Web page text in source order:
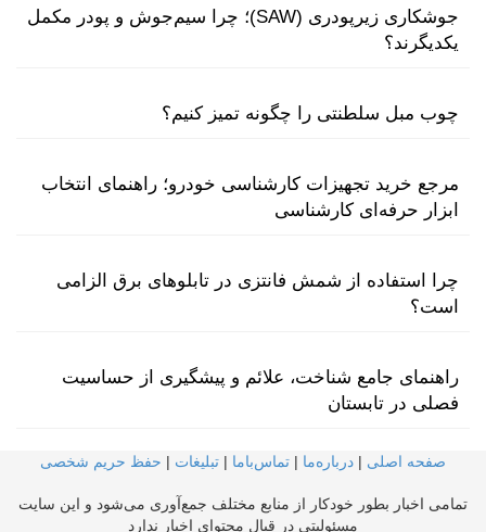
جوشکاری زیرپودری (SAW)؛ چرا سیم‌جوش و پودر مکمل
یکدیگرند؟
چوب مبل سلطنتی را چگونه تمیز کنیم؟
مرجع خرید تجهیزات کارشناسی خودرو؛ راهنمای انتخاب
ابزار حرفه‌ای کارشناسی
چرا استفاده از شمش فانتزی در تابلوهای برق الزامی
است؟
راهنمای جامع شناخت، علائم و پیشگیری از حساسیت
فصلی در تابستان
صفحه اصلی | درباره‌ما | تماس‌با‌ما | تبلیغات | حفظ حریم شخصی
تمامی اخبار بطور خودکار از منابع مختلف جمع‌آوری می‌شود و این سایت
مسئولیتی در قبال محتوای اخبار ندارد